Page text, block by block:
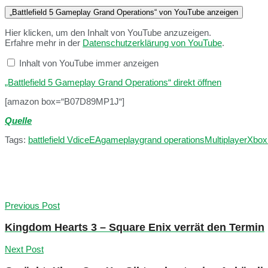
„Battlefield 5 Gameplay Grand Operations“ von YouTube anzeigen
Hier klicken, um den Inhalt von YouTube anzuzeigen.
Erfahre mehr in der Datenschutzerklärung von YouTube.
Inhalt von YouTube immer anzeigen
„Battlefield 5 Gameplay Grand Operations“ direkt öffnen
[amazon box=“B07D89MP1J“]
Quelle
Tags: battlefield VdiceEAgameplaygrand operationsMultiplayer
Previous Post
Kingdom Hearts 3 – Square Enix verrät den Termin
Next Post